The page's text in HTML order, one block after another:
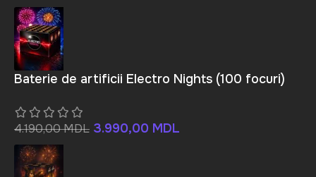
Baterie de artificii Electro Nights (100 focuri)
4.190,00MDL 3.990,00 MDL